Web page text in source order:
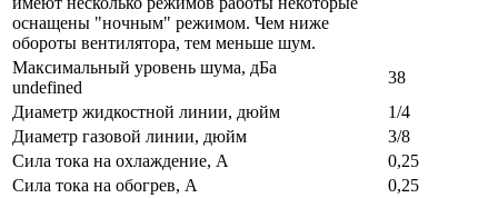
оснащены "ночным" режимом. Чем ниже
обороты вентилятора, тем меньше шум.
Максимальный уровень шума, дБа
undefined
38
Диаметр жидкостной линии, дюйм
1/4
Диаметр газовой линии, дюйм
3/8
Сила тока на охлаждение, А
0,25
Сила тока на обогрев, А
0,25